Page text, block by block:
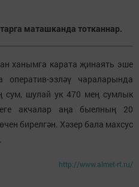
маташканда тотканнар.
ханымга карата җинаять эше
эзләү чараларында
сум, шулай ук 470 мең сумлык
акчалар аңа быелның 20
бирелгән. Хәзер бала махсус
http://www.almet-rt.ru/